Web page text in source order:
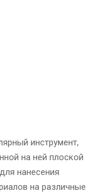
инструмент,
на ней плоской
нанесения
на различные